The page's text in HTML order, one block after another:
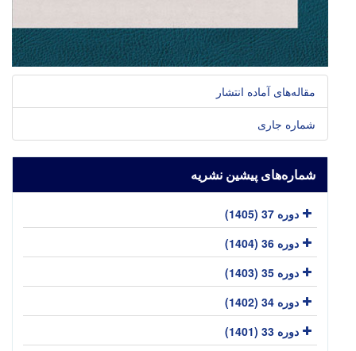
مقاله‌های آماده انتشار
شماره جاری
شماره‌های پیشین نشریه
دوره 37 (1405)
دوره 36 (1404)
دوره 35 (1403)
دوره 34 (1402)
دوره 33 (1401)